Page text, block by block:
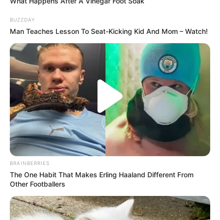
Tempat, Tanggal Lahir: Praya, Lombok Tengah, NTB, 1998
Kewarganegaraan: Indonesia
Agama: Islam
Profesi: Penyanyi, Penulis Lagu
Hobi: Menyanyi, Travelling
Facebook: –
Twitter: –
Threads: –
Instagram:@tamiauliaofficial
TikTok: –
YouTube:Tami Aulia Live Acoustic
Tinggi, Berat & Penampilan Fisik
BUZZDAY
Man Teaches Lesson To Seat-Kicking Kid And Mom – Watch!
BRAINBERRIES
The One Habit That Makes Erling Haaland Different From
Other Footballers